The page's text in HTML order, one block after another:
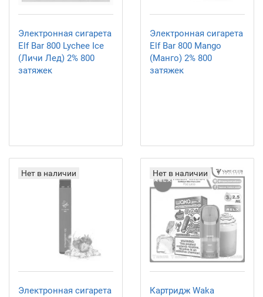
Электронная сигарета
Elf Bar 800 Lychee Ice
(Личи Лед) 2% 800
затяжек
Электронная сигарета
Elf Bar 800 Mango
(Манго) 2% 800
затяжек
Нет в наличии
Электронная сигарета
Нет в наличии
Картридж Waka